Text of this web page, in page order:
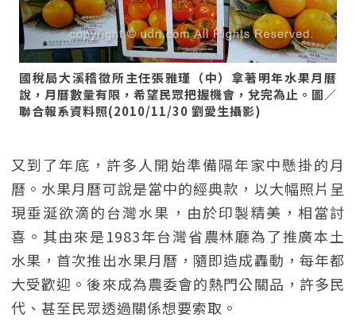
國稅局大溪稽徵所主任張雅瑾（中）拿著明年水果月曆
說，月曆數量有限，希望民眾把握機會，兌完為止。圖／
聯合報系資料照(2010/11/30 劉愛生攝影)
又到了年底，許多人開始準備隔年家中懸掛的月
曆。水果月曆可說是當中的經典款，以大幅照片呈
現垂涎欲滴的台灣水果，由於印製精美，相當討
喜。其由來是1983年台灣省農林廳為了推廣本土
水果，首次推出水果月曆，隨即造成轟動，每年都
大受歡迎。後來成為農委會的熱門公關品，許多民
代、甚至民眾透過關係想要索取。